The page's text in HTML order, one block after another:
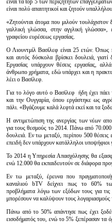
είναι τα top 5 των περιζήτητων
είναι πολύ απαιτητικοί και ζητούν
«Ζητούνται άτομα που μιλούν
γαλλική γλώσσα, στην αγγλική
γραφείου ευρέσεως εργασίας.
Ο Λιουντμίλ Βασίλεφ είναι 25 ετών.
και αυτός δύσκολα βρίσκει δουλειά,
Εργασίας υπάρχουν θέσεις εργασίας,
άνθρωπο χρήματα, εδώ υπάρχει και η
λέει ο Βασίλεφ.
Για το λόγο αυτό ο Βασίλεφ ήδη έχει πάει
και την Ουγγαρία, όπου εργάστηκε ως
πάλι. «Βγάζουμε καλά λεφτά εκεί και τα
Η αντιμετώπιση της ανεργίας των νέων
για τους θεσμούς το 2014. Πάνω από 70.000
δουλειά. Εν τω μεταξύ, περίπου 500
επειδή δεν υπάρχουν κατάλληλοι υποψήφιοι
Το 2014 η Υπηρεσία Απασχόλησης θα
ενώ 12.000 θα εκπαιδευτούν σε διάφορα
Εν τω μεταξύ, έρευνα που
καναλιού bTV δείχνει πως το 60%
προβλήματα λόγω των εξόδων τους για τις
μπορέσουν να καλύψουν τους
Πάνω από το 50% απάντησε πως έχει
εισοδήματός του, ενώ το 5% ξεπέρασαν τα